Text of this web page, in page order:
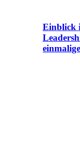
Einblick